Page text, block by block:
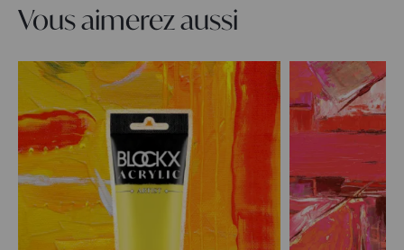
Vous aimerez aussi